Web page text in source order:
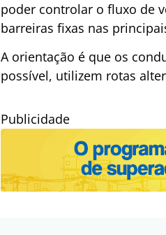
poder controlar o fluxo de
barreiras fixas nas
A orientação é que os
possível, utilizem rotas
Publicidade